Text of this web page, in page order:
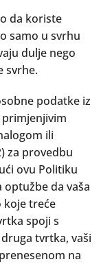
da koriste
samo u svrhu
dulje nego
svrhe.
podatke iz
primjenjivim
ili
za provedbu
ovu Politiku
da vaša
koje treće
spoji s
tvrtka, vaši
na